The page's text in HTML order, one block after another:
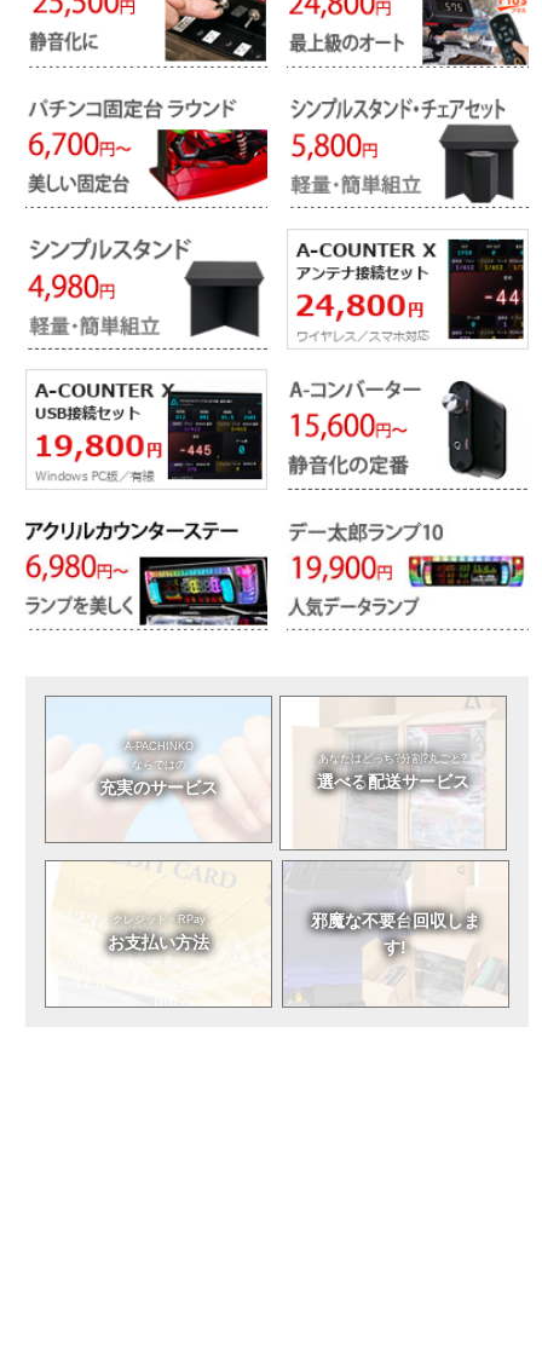
A-PACHINKO
ならではの
充実のサービス
あなたはどっち?分割?丸ごと?
選べる配送サービス
クレジット・RPay
お支払い方法
邪魔な不要台回収しま
す!